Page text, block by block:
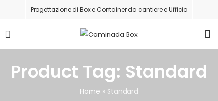
Progettazione di Box e Container da cantiere e Ufficio
Product Tag: Standard
Home » Standard